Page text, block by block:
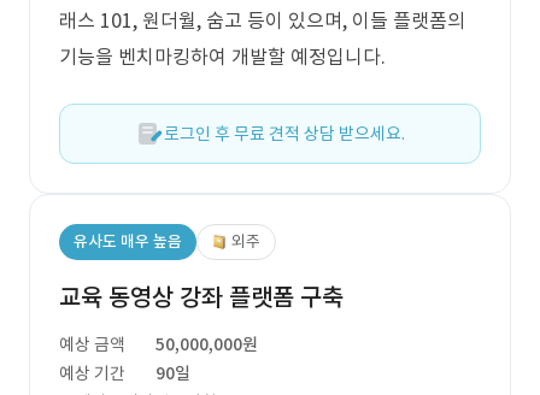
래스 101, 원더월, 숨고 등이 있으며, 이들 플랫폼의
기능을 벤치마킹하여 개발할 예정입니다.
로그인 후 무료 견적 상담 받으세요.
유사도 매우 높음 외주
교육 동영상 강좌 플랫폼 구축
예상 금액
50,000,000원
예상 기간
90일